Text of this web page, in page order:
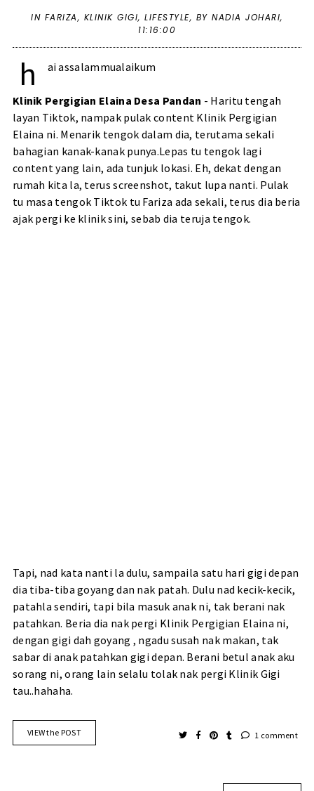
IN FARIZA, KLINIK GIGI,LIFESTYLE, BY NADIA JOHARI,
11:16:00
h ai assalammualaikum
Klinik Pergigian Elaina Desa Pandan - Haritu tengah
layan Tiktok, nampak pulak content Klinik Pergigian
Elaina ni. Menarik tengok dalam dia, terutama sekali
bahagian kanak-kanak punya.Lepas tu tengok lagi
content yang lain, ada tunjuk lokasi. Eh, dekat dengan
rumah kita la, terus screenshot, takut lupa nanti. Pulak
tu masa tengok Tiktok tu Fariza ada sekali, terus dia beria
ajak pergi ke klinik sini, sebab dia teruja tengok.
Tapi, nad kata nanti la dulu, sampaila satu hari gigi depan
dia tiba-tiba goyang dan nak patah. Dulu nad kecik-kecik,
patahla sendiri, tapi bila masuk anak ni, tak berani nak
patahkan. Beria dia nak pergi Klinik Pergigian Elaina ni,
dengan gigi dah goyang , ngadu susah nak makan, tak
sabar di anak patahkan gigi depan. Berani betul anak aku
sorang ni, orang lain selalu tolak nak pergi Klinik Gigi
tau..hahaha.
VIEW the POST 1 comment